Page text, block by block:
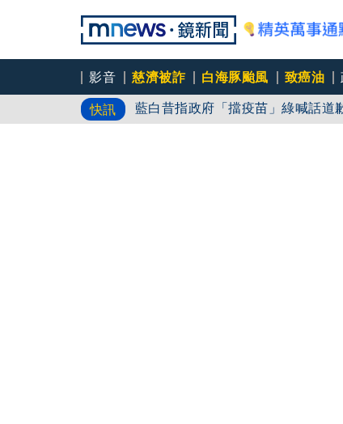
影音 慈濟被詐 白海豚颱風 致癌油
快訊
藍白昔指政府「擋疫苗」綠喊話
姜厚任曝女友前夫是好友 護愛